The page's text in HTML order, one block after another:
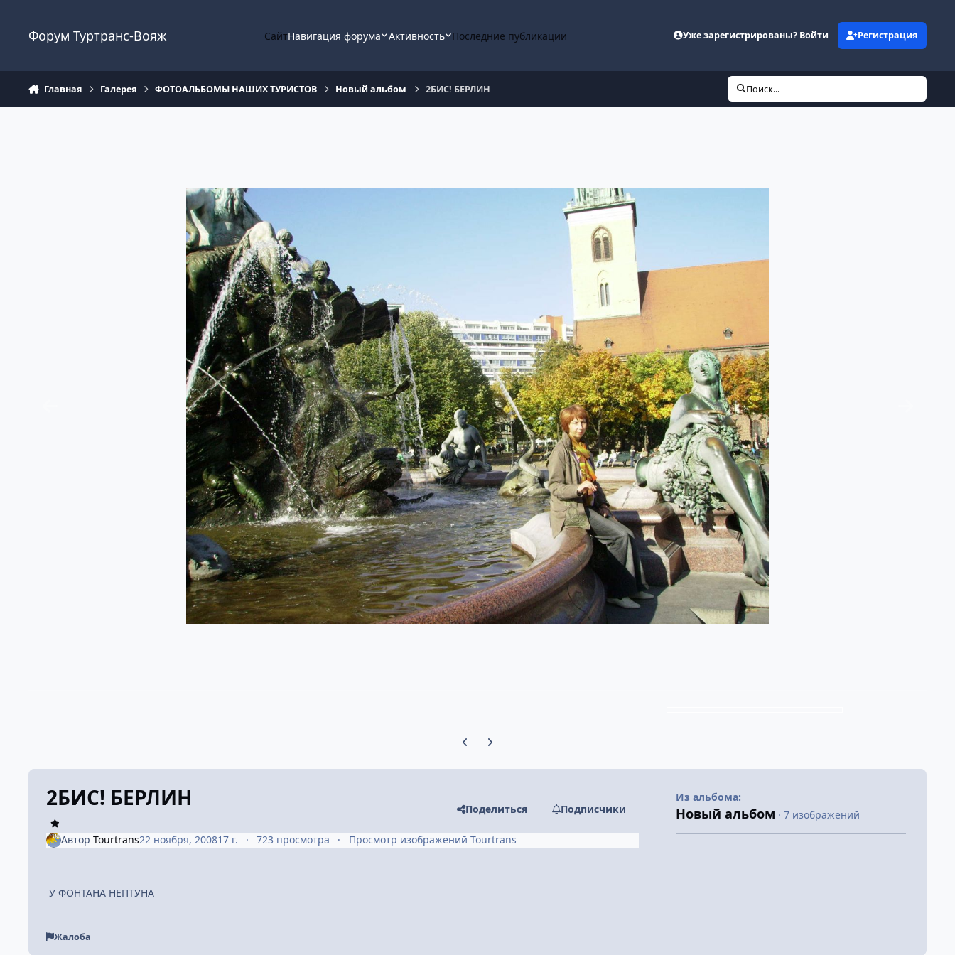
Форум Туртранс-Вояж СайтНавигация форума Активность Последние публикации Уже зарегистрированы? Войти Регистрация
Главная Галерея ФОТОАЛЬБОМЫ НАШИХ ТУРИСТОВ Новый альбом 2БИС! БЕРЛИН Поиск...
Предыдущий слайд карусели
Следующий слайд карусели
2БИС! БЕРЛИН Поделиться Подписчики
Автор Tourtrans22 ноября, 200817 г. 723 просмотра Просмотр изображений Tourtrans
У ФОНТАНА НЕПТУНА
Жалоба
Из альбома:
Новый альбом · 7 изображений